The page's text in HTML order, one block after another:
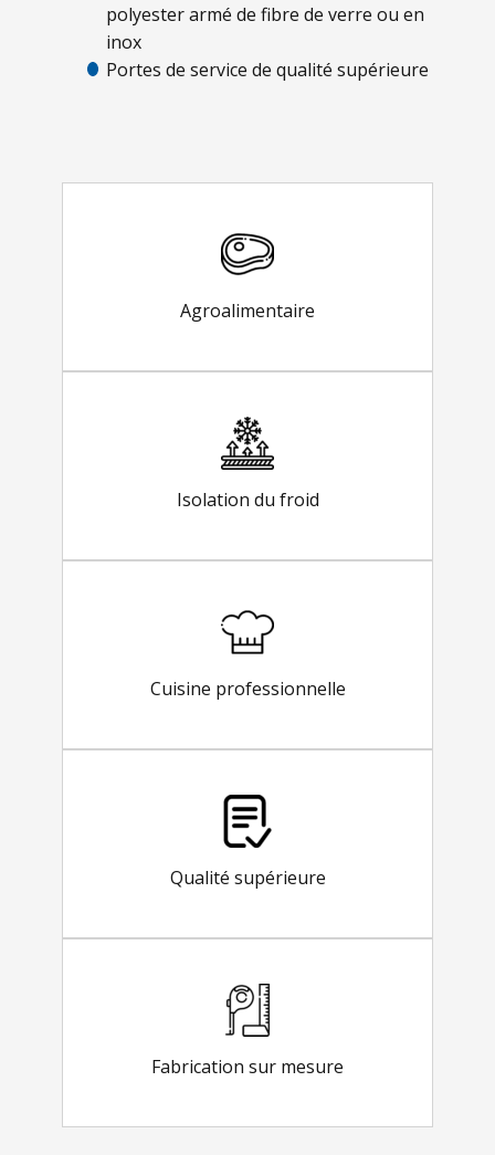
polyester armé de fibre de verre ou en
inox
Portes de service de qualité supérieure
Agroalimentaire
Isolation du froid
Cuisine professionnelle
Qualité supérieure
Fabrication sur mesure